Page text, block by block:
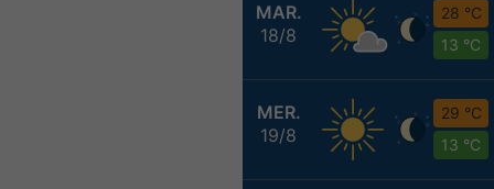
MAR.
18/8
28 °C
13 °C
MER.
19/8
29 °C
13 °C